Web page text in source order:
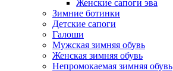
Женские сапоги эва
Зимние ботинки
Детские сапоги
Галоши
Мужская зимняя обувь
Женская зимняя обувь
Непромокаемая зимняя обувь